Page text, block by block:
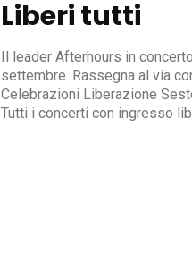
Liberi tutti
Il leader Afterhours in
settembre. Rassegna al via
Celebrazioni Liberazione
Tutti i concerti con ingresso